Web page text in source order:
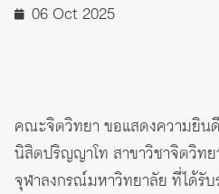
06 Oct 2025
คณะจิตวิทยา ขอแสดงความยิ
นิสิตปริญญาโท สาขาวิชาจิตวิท
จุฬาลงกรณ์มหาวิทยาลัย ที่ได้รับ